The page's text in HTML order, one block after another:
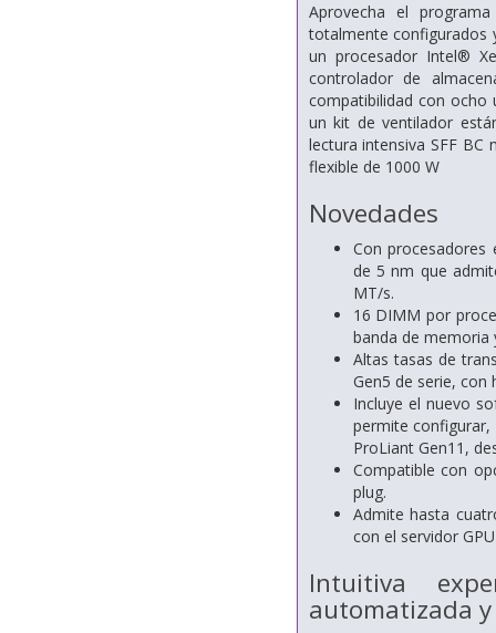
Aprovecha el
totalmente configurados
un procesador Intel®
controlador de
compatibilidad con ocho
un kit de ventilador
lectura intensiva SFF
flexible de 1000 W
Novedades
Con procesadores
de 5 nm que
MT/s.
16 DIMM por
banda de memoria
Altas tasas de
Gen5 de serie, con
Incluye el nuevo
permite
ProLiant Gen11,
Compatible con
plug.
Admite hasta
con el servidor
Intuitiva
automatizada